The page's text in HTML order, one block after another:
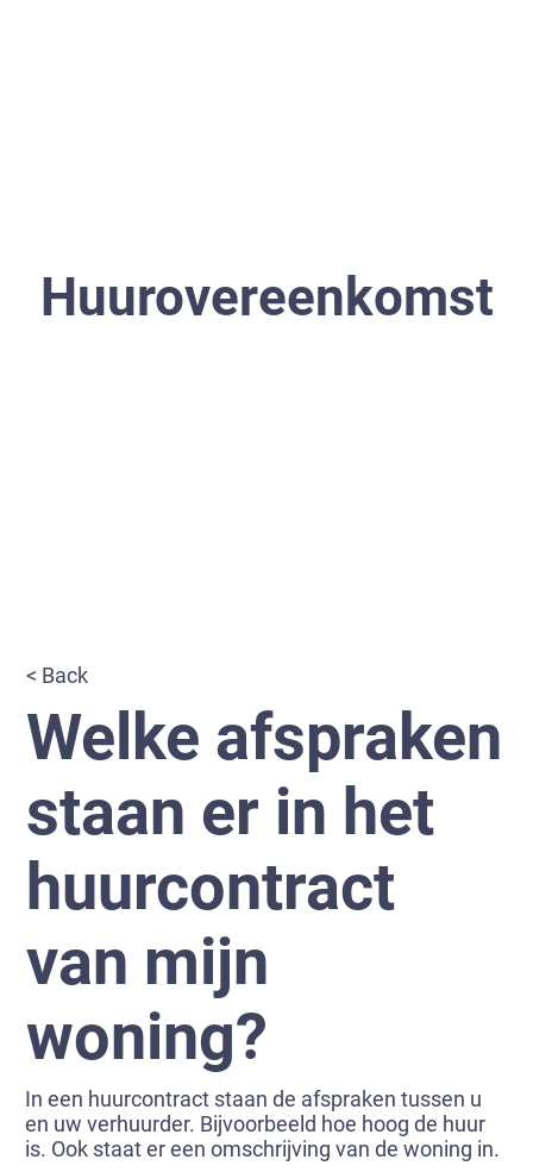
Huurovereenkomst
Welke afspraken
staan er in het
huurcontract
van mijn
woning?
In een huurcontract staan de afspraken tussen u
en uw verhuurder. Bijvoorbeeld hoe hoog de huur
is. Ook staat er een omschrijving van de woning in.
< Back